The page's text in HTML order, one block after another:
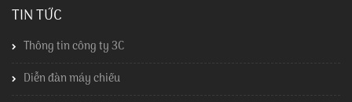
TIN TỨC
Thông tin công ty 3C
Diễn đàn máy chiếu